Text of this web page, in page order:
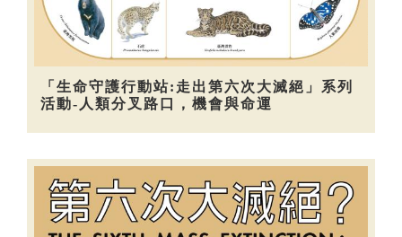
「生命守護行動站:走出第六次大滅絕」系列
活動-人類分叉路口，機會與命運